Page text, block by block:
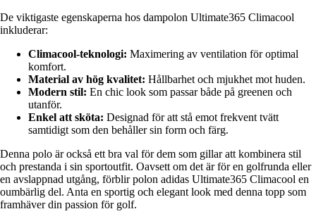
De viktigaste egenskaperna hos dampolon Ultimate365 Climacool
inkluderar:
Climacool-teknologi: Maximering av ventilation för optimal
komfort.
Material av hög kvalitet: Hållbarhet och mjukhet mot huden.
Modern stil: En chic look som passar både på greenen och
utanför.
Enkel att sköta: Designad för att stå emot frekvent tvätt
samtidigt som den behåller sin form och färg.
Denna polo är också ett bra val för dem som gillar att kombinera stil
och prestanda i sin sportoutfit. Oavsett om det är för en golfrunda eller
en avslappnad utgång, förblir polon adidas Ultimate365 Climacool en
oumbärlig del. Anta en sportig och elegant look med denna topp som
framhäver din passion för golf.